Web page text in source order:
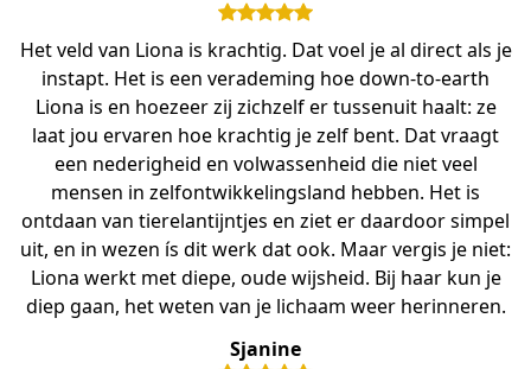
Het veld van Liona is krachtig. Dat voel je al direct als je
instapt. Het is een verademing hoe down-to-earth
Liona is en hoezeer zij zichzelf er tussenuit haalt: ze
laat jou ervaren hoe krachtig je zelf bent. Dat vraagt
een nederigheid en volwassenheid die niet veel
mensen in zelfontwikkelingsland hebben. Het is
ontdaan van tierelantijntjes en ziet er daardoor simpel
uit, en in wezen ís dit werk dat ook. Maar vergis je niet:
Liona werkt met diepe, oude wijsheid. Bij haar kun je
diep gaan, het weten van je lichaam weer herinneren.
Sjanine